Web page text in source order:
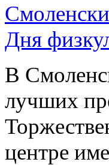
Дня
В
лучших
центре